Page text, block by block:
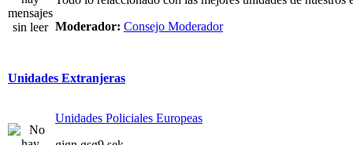
Moderador: Consejo Moderador
Unidades Extranjeras
Unidades Policiales Europeas